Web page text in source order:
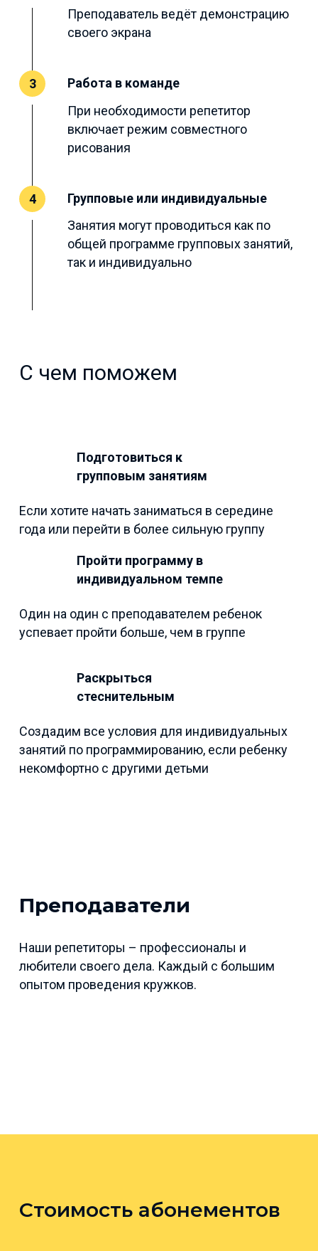
Преподаватель ведёт демонстрацию
своего экрана
3
Работа в команде
При необходимости репетитор
включает режим совместного
рисования
4
Групповые или индивидуальные
Занятия могут проводиться как по
общей программе групповых занятий,
так и индивидуально
С чем поможем
Подготовиться к
групповым занятиям
Если хотите начать заниматься в середине
года или перейти в более сильную группу
Пройти программу в
индивидуальном темпе
Один на один с преподавателем ребенок
успевает пройти больше, чем в группе
Раскрыться
стеснительным
Создадим все условия для индивидуальных
занятий по программированию, если ребенку
некомфортно с другими детьми
Преподаватели
Наши репетиторы – профессионалы и
любители своего дела. Каждый с большим
опытом проведения кружков.
Стоимость абонементов